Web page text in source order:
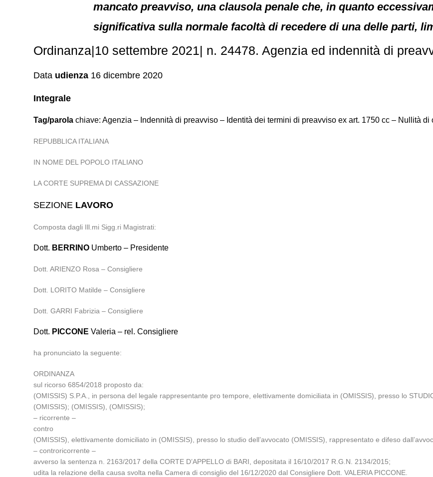
mancato preavviso, una clausola penale che, in quanto
significativa sulla normale facoltà di recedere di una delle parti,
Ordinanza|10 settembre 2021| n. 24478. Agenzia ed indennità di
Data udienza 16 dicembre 2020
Integrale
Tag/parola chiave: Agenzia – Indennità di preavviso – Identità dei termini di preavviso ex art. 1750 cc – Nullità
REPUBBLICA ITALIANA
IN NOME DEL POPOLO ITALIANO
LA CORTE SUPREMA DI CASSAZIONE
SEZIONE LAVORO
Composta dagli Ill.mi Sigg.ri Magistrati:
Dott. BERRINO Umberto – Presidente
Dott. ARIENZO Rosa – Consigliere
Dott. LORITO Matilde – Consigliere
Dott. GARRI Fabrizia – Consigliere
Dott. PICCONE Valeria – rel. Consigliere
ha pronunciato la seguente:
ORDINANZA
sul ricorso 6854/2018 proposto da:
(OMISSIS) S.P.A., in persona del legale rappresentante pro tempore, elettivamente domiciliata in (OMISSIS), presso lo
(OMISSIS); (OMISSIS), (OMISSIS);
– ricorrente –
contro
(OMISSIS), elettivamente domiciliato in (OMISSIS), presso lo studio dell’avvocato (OMISSIS), rappresentato e difeso
– controricorrente –
avverso la sentenza n. 2163/2017 della CORTE D’APPELLO di BARI, depositata il 16/10/2017 R.G.N. 2134/2015;
udita la relazione della causa svolta nella Camera di consiglio del 16/12/2020 dal Consigliere Dott. VALERIA PICCONE.